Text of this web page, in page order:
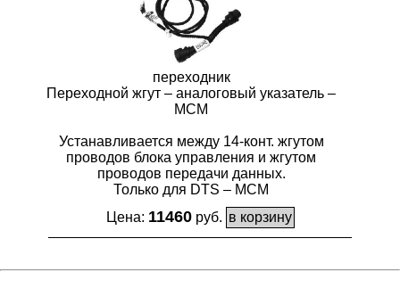
переходник
Переходной жгут – аналоговый указатель –
MCM
Устанавливается между 14-конт. жгутом
проводов блока управления и жгутом
проводов передачи данных.
Только для DTS – MCM
Цена: 11460руб.